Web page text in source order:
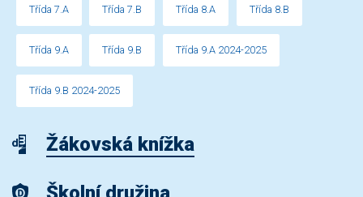
Třída 7.A Třída 7.B Třída 8.A Třída 8.B
Třída 9.A Třída 9.B Třída 9.A 2024-2025
Třída 9.B 2024-2025
Žákovská knížka